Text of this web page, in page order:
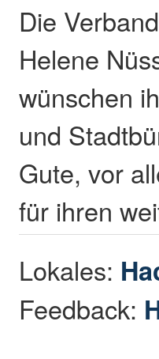
Die
Helene
wünschen
und
Gute, vor
für ihren
Lokales:
Feedback: